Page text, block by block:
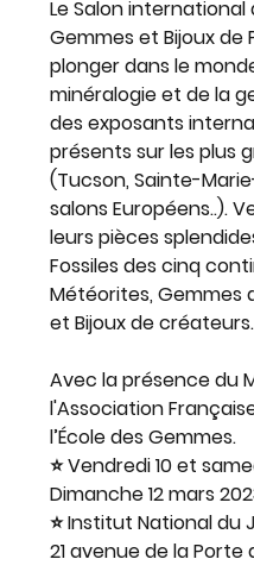
Le Salon international
Gemmes et Bijoux de
plonger dans le
minéralogie et de la
des exposants
présents sur les plus
(Tucson, Sainte-
salons Européens..).
leurs pièces
Fossiles des cinq
Météorites, Gemmes
et Bijoux de créateurs.
Avec la présence du
l'Association
l’École des Gemmes.
⭐ Vendredi 10 et
Dimanche 12 mars
⭐ Institut National du
21 avenue de la Porte